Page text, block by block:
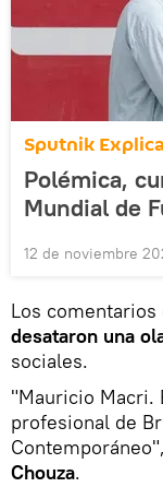
Sputnik
Polémica,
Mundial de
12 de noviembre
Los comentarios
desataron una
sociales.
"Mauricio Macri.
profesional de
Chouza.